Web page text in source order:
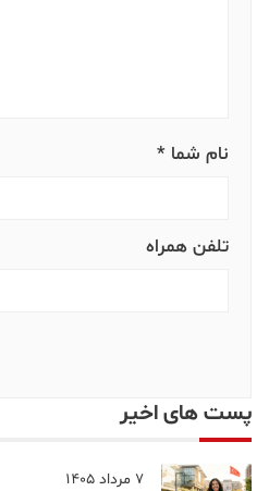
نام شما *
تلفن همراه
پست های اخیر
7 مرداد 1405